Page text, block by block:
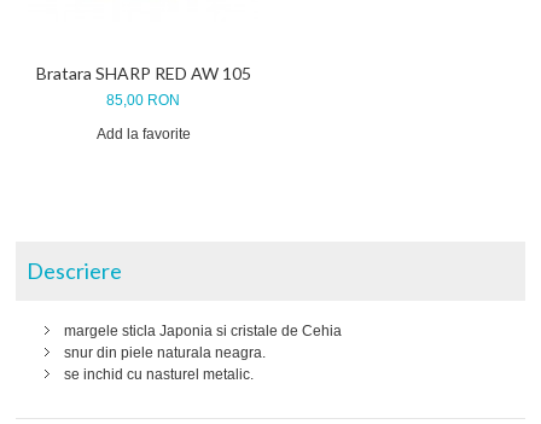
Bratara SHARP RED AW 105
85,00 RON
Add la favorite
Descriere
margele sticla Japonia si cristale de Cehia
snur din piele naturala neagra.
se inchid cu nasturel metalic.